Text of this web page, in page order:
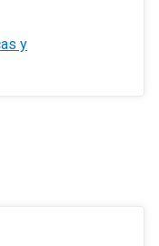
y